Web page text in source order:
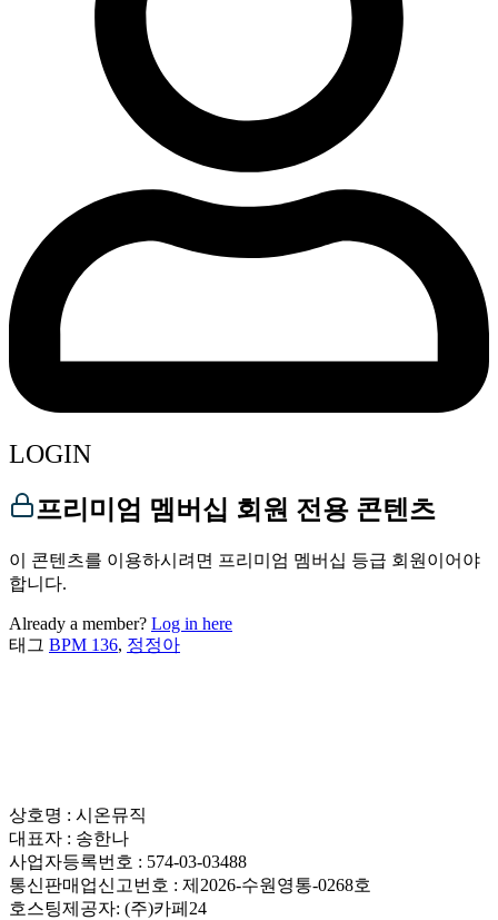
LOGIN
프리미엄 멤버십 회원 전용 콘텐츠
이 콘텐츠를 이용하시려면 프리미엄 멤버십 등급 회원이어야
합니다.
Already a member? Log in here
태그 BPM 136, 정정아
상호명 : 시온뮤직
대표자 : 송한나
사업자등록번호 : 574-03-03488
통신판매업신고번호 : 제2026-수원영통-0268호
호스팅제공자: (주)카페24